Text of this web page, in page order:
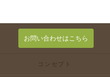
お問い合わせはこちら
コンセプト